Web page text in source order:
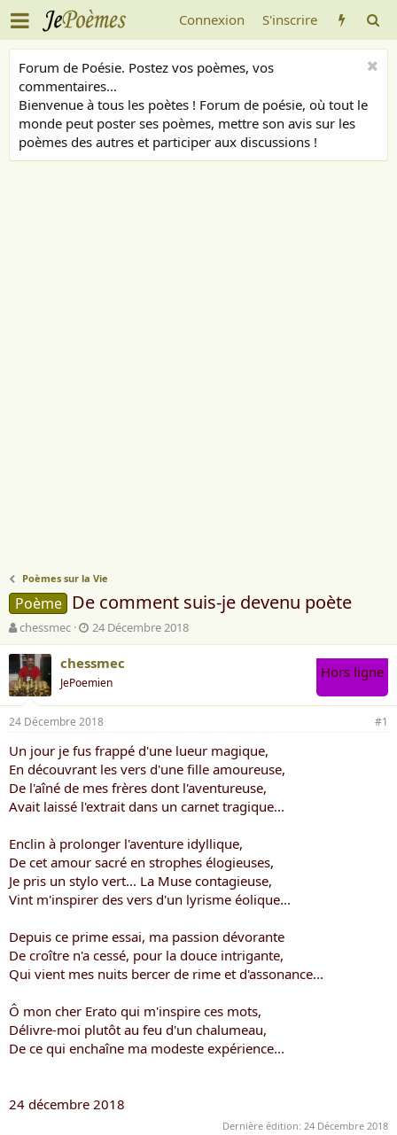
Connexion S'inscrire
Forum de Poésie. Postez vos poèmes, vos
commentaires...
Bienvenue à tous les poètes ! Forum de poésie, où tout le
monde peut poster ses poèmes, mettre son avis sur les
poèmes des autres et participer aux discussions !
Poèmes sur la Vie
Poème De comment suis-je devenu poète
A
u
t
e
u
r
d
e
l
a
d
i
u
s
s
i
chessmec
D
a
t
d
e
d
é
b
u
t
24 Décembre 2018
chessmec
JePoemien
Hors ligne
24 Décembre 2018 #1
Un jour je fus frappé d'une lueur magique,
En découvrant les vers d'une fille amoureuse,
De l'aîné de mes frères dont l'aventureuse,
Avait laissé l'extrait dans un carnet tragique...
Enclin à prolonger l'aventure idyllique,
De cet amour sacré en strophes élogieuses,
Je pris un stylo vert... La Muse contagieuse,
Vint m'inspirer des vers d'un lyrisme éolique...
Depuis ce prime essai, ma passion dévorante
De croître n'a cessé, pour la douce intrigante,
Qui vient mes nuits bercer de rime et d'assonance...
Ô mon cher Erato qui m'inspire ces mots,
Délivre-moi plutôt au feu d'un chalumeau,
De ce qui enchaîne ma modeste expérience...
24 décembre 2018
Dernière édition: 24 Décembre 2018